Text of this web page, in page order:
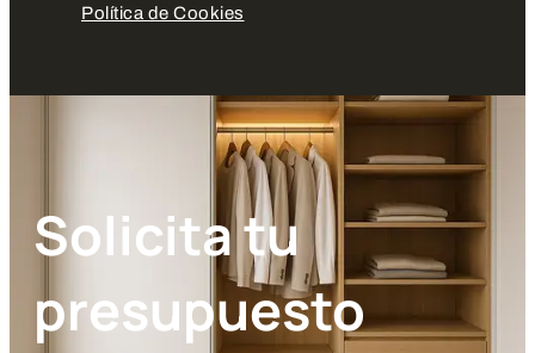
Política de Cookies
Solicita tu
presupuesto